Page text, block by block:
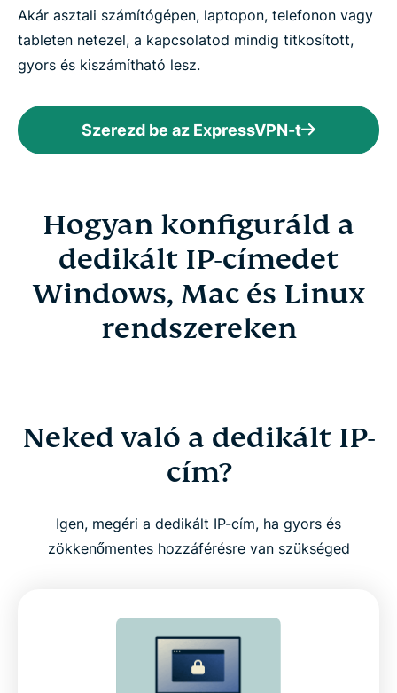
Akár asztali számítógépen, laptopon, telefonon vagy
tableten netezel, a kapcsolatod mindig titkosított,
gyors és kiszámítható lesz.
Szerezd be az ExpressVPN-t
Hogyan konfiguráld a
dedikált IP-címedet
Windows, Mac és Linux
rendszereken
Neked való a dedikált IP-
cím?
Igen, megéri a dedikált IP-cím, ha gyors és
zökkenőmentes hozzáférésre van szükséged